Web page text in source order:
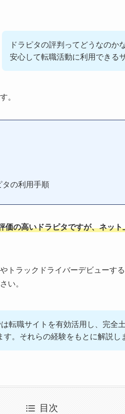
ドラピタの評判ってどうなのか
安心して転職活動に利用できる
。
タの利用手順
価の高いドラピタですが、ネッ
トラックドライバーデビューす
い。
転職サイトを有効活用し、完全
。それらの経験をもとに解説し
目次